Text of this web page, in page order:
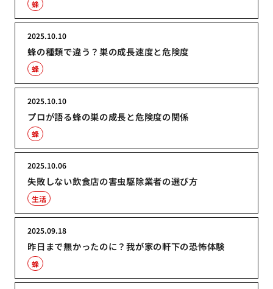
蜂
蜂の種類で違う？巣の成長速度と危険度
2025.10.10
蜂
プロが語る蜂の巣の成長と危険度の関係
2025.10.10
蜂
失敗しない飲食店の害虫駆除業者の選び方
2025.10.06
生活
昨日まで無かったのに？我が家の軒下の恐怖体験
2025.09.18
蜂